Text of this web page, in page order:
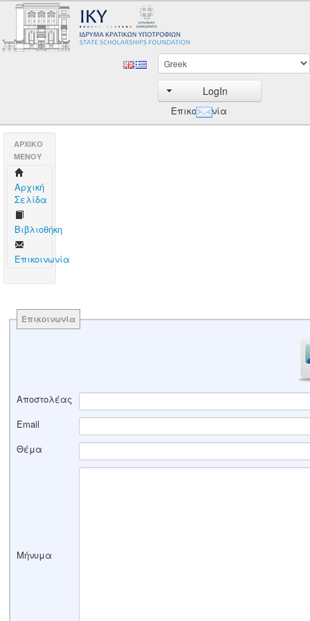
LogIn
Επικοινωνία
AΡΧΙΚΟ
ΜΕΝΟΥ
Aρχική
Σελίδα
Βιβλιοθήκη
Επικοινωνία
Επικοινωνία
Αποστολέας
Email
Θέμα
Μήνυμα